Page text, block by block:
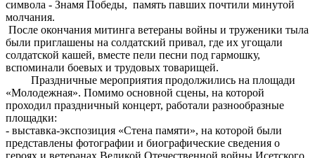
символа - Знамя Победы, память павших почтили минутой
молчания.
После окончания митинга ветераны войны и труженики тыла
были приглашены на солдатский привал, где их угощали
солдатской кашей, вместе пели песни под гармошку,
вспоминали боевых и трудовых товарищей.
Праздничные мероприятия продолжились на площади
«Молодежная». Помимо основной сцены, на которой
проходил праздничный концерт, работали разнообразные
площадки:
- выставка-экспозиция «Стена памяти», на которой были
представлены фотографии и биографические сведения о
героях и ветеранах Великой Отечественной войны Исетского